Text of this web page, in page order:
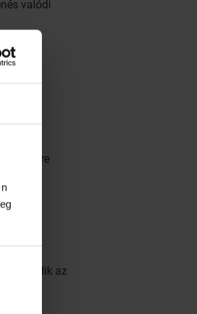
valódi
egyre
az